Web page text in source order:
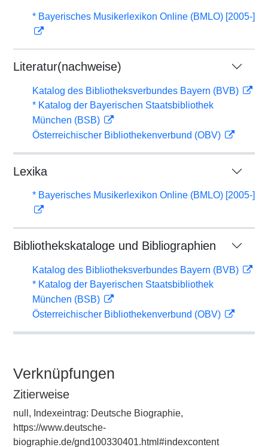
* Bayerisches Musikerlexikon Online (BMLO) [2005-]
Literatur(nachweise)
Katalog des Bibliotheksverbundes Bayern (BVB)
* Katalog der Bayerischen Staatsbibliothek
München (BSB)
Österreichischer Bibliothekenverbund (OBV)
Lexika
* Bayerisches Musikerlexikon Online (BMLO) [2005-]
Bibliothekskataloge und Bibliographien
Katalog des Bibliotheksverbundes Bayern (BVB)
* Katalog der Bayerischen Staatsbibliothek
München (BSB)
Österreichischer Bibliothekenverbund (OBV)
Verknüpfungen
Zitierweise
null, Indexeintrag: Deutsche Biographie,
https://www.deutsche-
biographie.de/gnd100330401.html#indexcontent